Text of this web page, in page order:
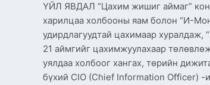
ҮЙЛ ЯВДАЛ “Цахим жишиг аймаг”
харилцаа холбооны яам болон “И-
удирдлагуудтай цахимаар
21 аймгийг цахимжуулахаар
уялдаа холбоог хангах, төрийн
бүхий CIO (Chief Information Officer) -
аймгийн
удирдлагуудад
танилцуулав